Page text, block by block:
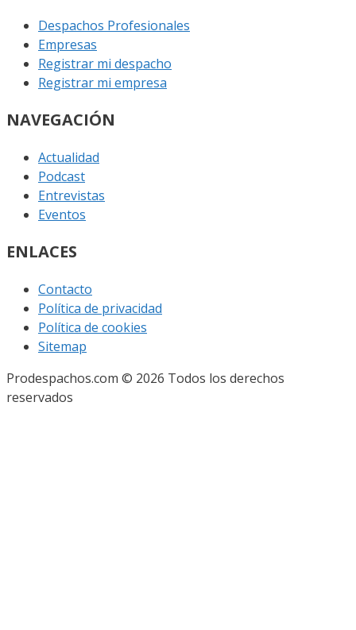
Despachos Profesionales
Empresas
Registrar mi despacho
Registrar mi empresa
NAVEGACIÓN
Actualidad
Podcast
Entrevistas
Eventos
ENLACES
Contacto
Política de privacidad
Política de cookies
Sitemap
Prodespachos.com © 2026 Todos los derechos
reservados